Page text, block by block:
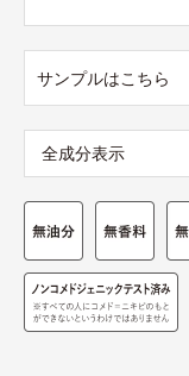
サンプルはこちら
全成分表示